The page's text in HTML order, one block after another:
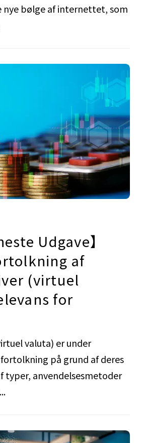
nye bølge af internettet, som
Udgave】
af
(virtuel
for
valuta) er under
på grund af deres
typer, anvendelsesmetoder